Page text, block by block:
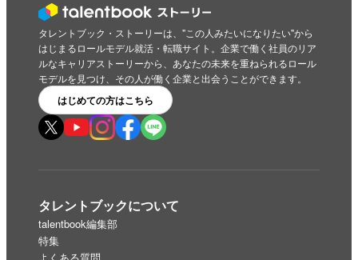
タレントブック・ストーリーは、"この人みたいになりたい"から
はじまるロールモデル就活・転職サイト。企業で働く社員のリア
ルなキャリアストーリーから、あなたの未来を重ねられるロール
モデルを見つけ、その人が働く企業と出会うことができます。
はじめての方はこちら
タレントブックについて
talentbook編集部
特集